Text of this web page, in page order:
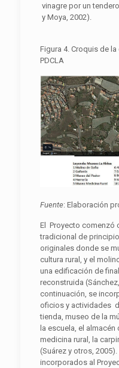
vinagre por un
y Moya, 2002).
Figura 4. Croquis de
PDCLA
Fuente: Elaboración
El Proyecto comenzó
tradicional de
originales donde se
cultura rural, y el
una edificación de
reconstruida
continuación, se
oficios y actividades
tienda, museo de la
la escuela, el
medicina rural, la
(Suárez y otros,
incorporados al